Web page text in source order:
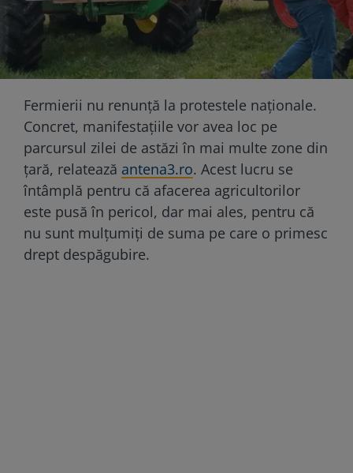
Fermierii nu renunță la protestele naționale.
Concret, manifestațiile vor avea loc pe
parcursul zilei de astăzi în mai multe zone din
țară, relatează antena3.ro. Acest lucru se
întâmplă pentru că afacerea agricultorilor
este pusă în pericol, dar mai ales, pentru că
nu sunt mulțumiți de suma pe care o primesc
drept despăgubire.